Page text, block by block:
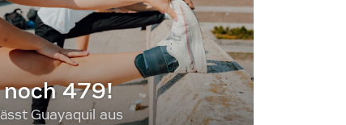
noch 479!
Guayaquil aus